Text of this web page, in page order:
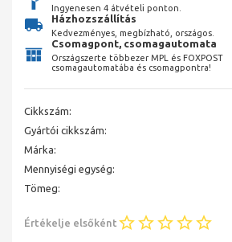
Ingyenesen 4 átvételi ponton.
Házhozszállítás
Kedvezményes, megbízható, országos.
Csomagpont, csomagautomata
Országszerte többezer MPL és FOXPOST
csomagautomatába és csomagpontra!
Cikkszám:
Gyártói cikkszám:
Márka:
Mennyiségi egység:
Tömeg:
Értékelje elsőként